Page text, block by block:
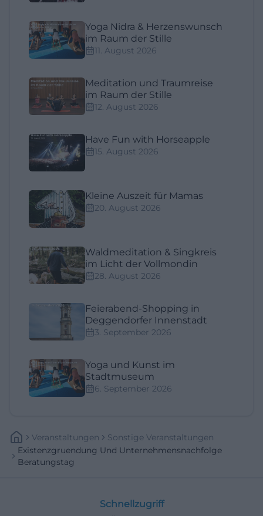
Yoga Nidra & Herzenswunsch
im Raum der Stille
11. August 2026
Meditation und Traumreise
im Raum der Stille
12. August 2026
Have Fun with Horseapple
15. August 2026
Kleine Auszeit für Mamas
20. August 2026
Waldmeditation & Singkreis
im Licht der Vollmondin
28. August 2026
Feierabend-Shopping in
Deggendorfer Innenstadt
3. September 2026
Yoga und Kunst im
Stadtmuseum
6. September 2026
Veranstaltungen
Sonstige Veranstaltungen
Existenzgruendung Und Unternehmensnachfolge
Beratungstag
Schnellzugriff